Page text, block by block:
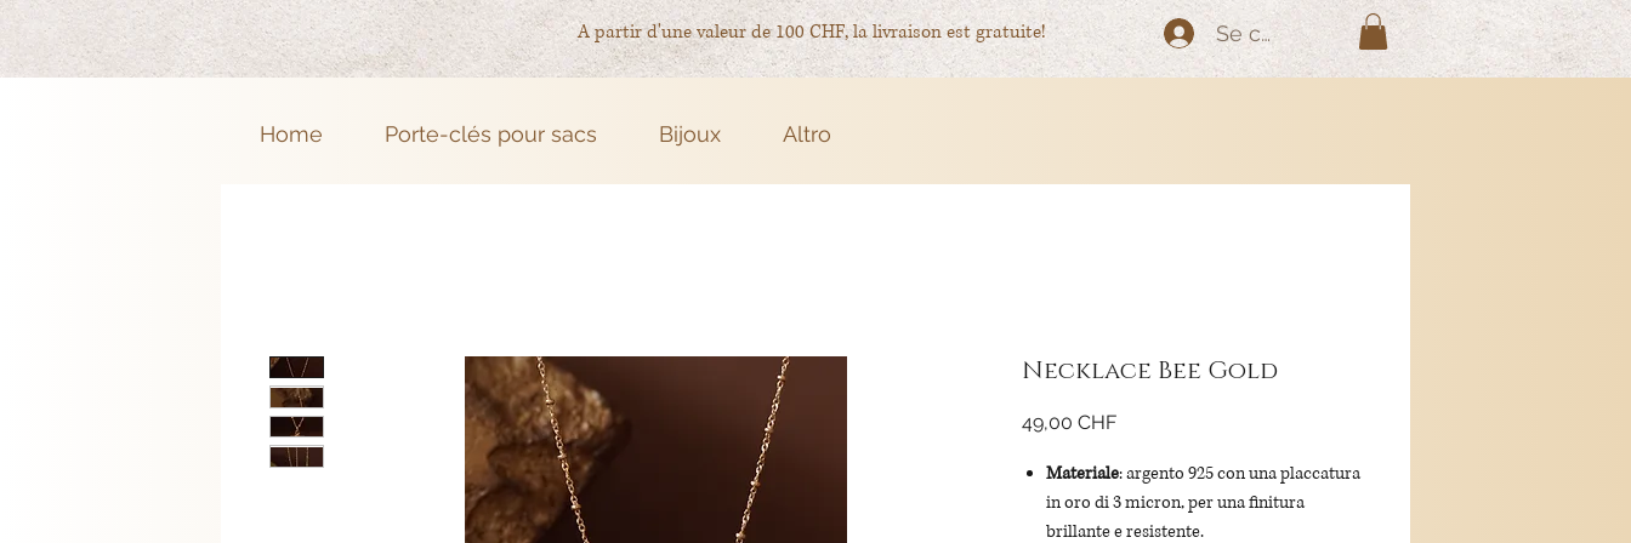
A partir d'une valeur de 100 CHF, la livraison est gratuite! Se connecter
Home Porte-clés pour sacs Bijoux Altro
Necklace Bee Gold
49,00 CHFPrix
Materiale: argento 925 con una placcatura
in oro di 3 micron, per una finitura
brillante e resistente.